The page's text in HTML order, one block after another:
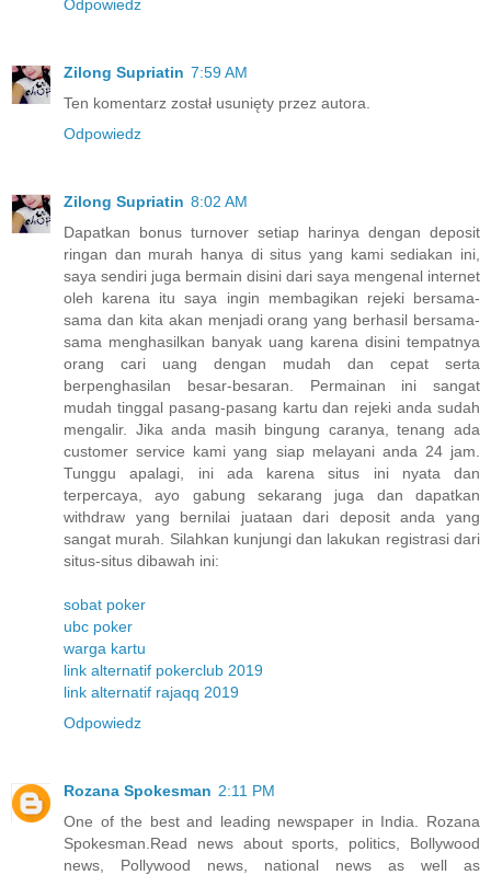
Odpowiedz
Zilong Supriatin 7:59 AM
Ten komentarz został usunięty przez autora.
Odpowiedz
Zilong Supriatin 8:02 AM
Dapatkan bonus turnover setiap harinya dengan deposit
ringan dan murah hanya di situs yang kami sediakan ini,
saya sendiri juga bermain disini dari saya mengenal internet
oleh karena itu saya ingin membagikan rejeki bersama-
sama dan kita akan menjadi orang yang berhasil bersama-
sama menghasilkan banyak uang karena disini tempatnya
orang cari uang dengan mudah dan cepat serta
berpenghasilan besar-besaran. Permainan ini sangat
mudah tinggal pasang-pasang kartu dan rejeki anda sudah
mengalir. Jika anda masih bingung caranya, tenang ada
customer service kami yang siap melayani anda 24 jam.
Tunggu apalagi, ini ada karena situs ini nyata dan
terpercaya, ayo gabung sekarang juga dan dapatkan
withdraw yang bernilai juataan dari deposit anda yang
sangat murah. Silahkan kunjungi dan lakukan registrasi dari
situs-situs dibawah ini:
sobat poker
ubc poker
warga kartu
link alternatif pokerclub 2019
link alternatif rajaqq 2019
Odpowiedz
Rozana Spokesman 2:11 PM
One of the best and leading newspaper in India. Rozana
Spokesman.Read news about sports, politics, Bollywood
news, Pollywood news, national news as well as